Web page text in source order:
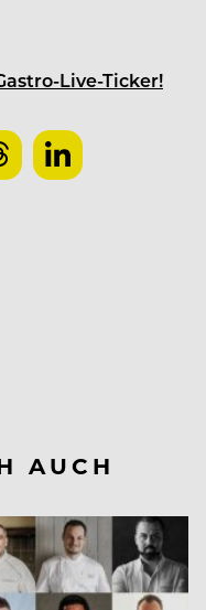
Live-Ticker!
AUCH